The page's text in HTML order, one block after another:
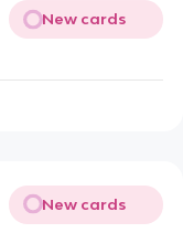
New cards
New cards